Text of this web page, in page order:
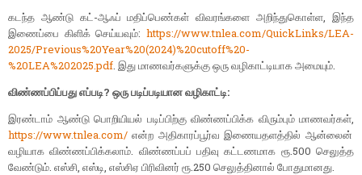
கடந்த ஆண்டு கட்-ஆஃப் மதிப்பெண்கள் விவரங்களை அறிந்துகொள்ள, இந்த
இணைப்பை கிளிக் செய்யவும்: https://www.tnlea.com/QuickLinks/LEA-
2025/Previous%20Year%20(2024)%20cutoff%20-
%20LEA%202025.pdf. இது மாணவர்களுக்கு ஒரு வழிகாட்டியாக அமையும்.
விண்ணப்பிப்பது எப்படி? ஒரு படிப்படியான வழிகாட்டி:
இரண்டாம் ஆண்டு பொறியியல் படிப்பிற்கு விண்ணப்பிக்க விரும்பும் மாணவர்கள்,
https://www.tnlea.com/ என்ற அதிகாரப்பூர்வ இணையதளத்தில் ஆன்லைன்
வழியாக விண்ணப்பிக்கலாம். விண்ணப்பப் பதிவு கட்டணமாக ரூ.500 செலுத்த
வேண்டும். எஸ்சி, எஸ்டி, எஸ்சிஏ பிரிவினர் ரூ.250 செலுத்தினால் போதுமானது.